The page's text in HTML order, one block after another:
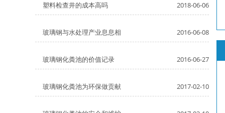
塑料检查井的成本高吗 2018-06-06
玻璃钢与水处理产业息息相 2016-06-08
玻璃钢化粪池的价值记录 2016-06-27
玻璃钢化粪池为环保做贡献 2017-02-10